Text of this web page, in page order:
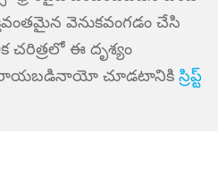
వెనుకవంగడం చేసి
చరిత్రలో ఈ దృశ్యం
ఎలా రాయబడినాయో చూడటానికిస్రిప్ట్